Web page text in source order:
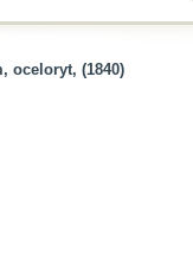
oceloryt, (1840)